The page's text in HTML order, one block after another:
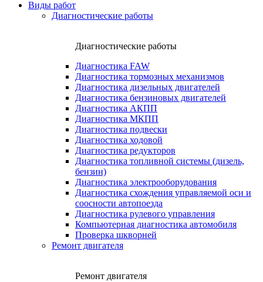
Виды работ
Диагностические работы
Диагностические работы
Диагностика FAW
Диагностика тормозных механизмов
Диагностика дизельных двигателей
Диагностика бензиновых двигателей
Диагностика АКПП
Диагностика МКПП
Диагностика подвески
Диагностика ходовой
Диагностика редукторов
Диагностика топливной системы (дизель,
бензин)
Диагностика электрооборудования
Диагностика схождения управляемой оси и
соосности автопоезда
Диагностика рулевого управления
Компьютерная диагностика автомобиля
Проверка шкворней
Ремонт двигателя
Ремонт двигателя